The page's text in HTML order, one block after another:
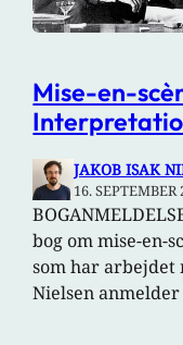
Mise-en-
JAKOB ISAK
16. SEPTEMBER
bog om mise-en-
som har arbejdet
Nielsen anmelder